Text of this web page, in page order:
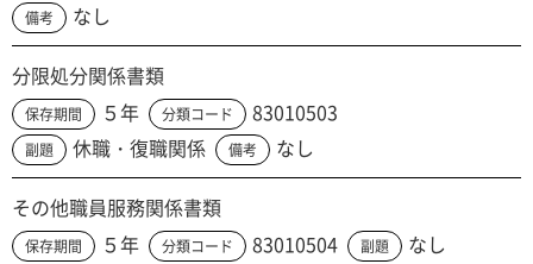
備考 なし
分限処分関係書類
保存期間 ５年 分類コード 83010503
副題 休職・復職関係 備考 なし
その他職員服務関係書類
保存期間 ５年 分類コード 83010504 副題 なし